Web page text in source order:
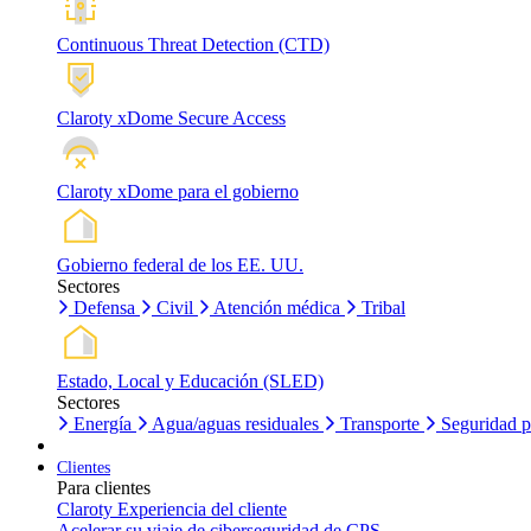
Continuous Threat Detection (CTD)
Claroty xDome Secure Access
Claroty xDome para el gobierno
Gobierno federal de los EE. UU.
Sectores
Defensa
Civil Atención médica Tribal
Estado, Local y Educación (SLED)
Sectores
Energía
Agua/aguas residuales Transporte Seguridad
Clientes
Para clientes
Claroty Experiencia del cliente